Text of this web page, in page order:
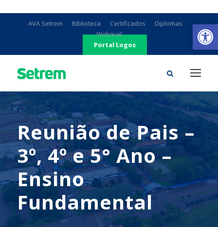
AVA Setrem Biblioteca Certificados
Diplomas
Webmail
Portal Logos
Reunião de Pais –
3º, 4º e 5° Ano –
Ensino
Fundamental